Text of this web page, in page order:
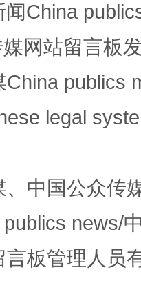
藏房 除
China
网站留言板
publics
legal
中国公众传
news/
板管理人员